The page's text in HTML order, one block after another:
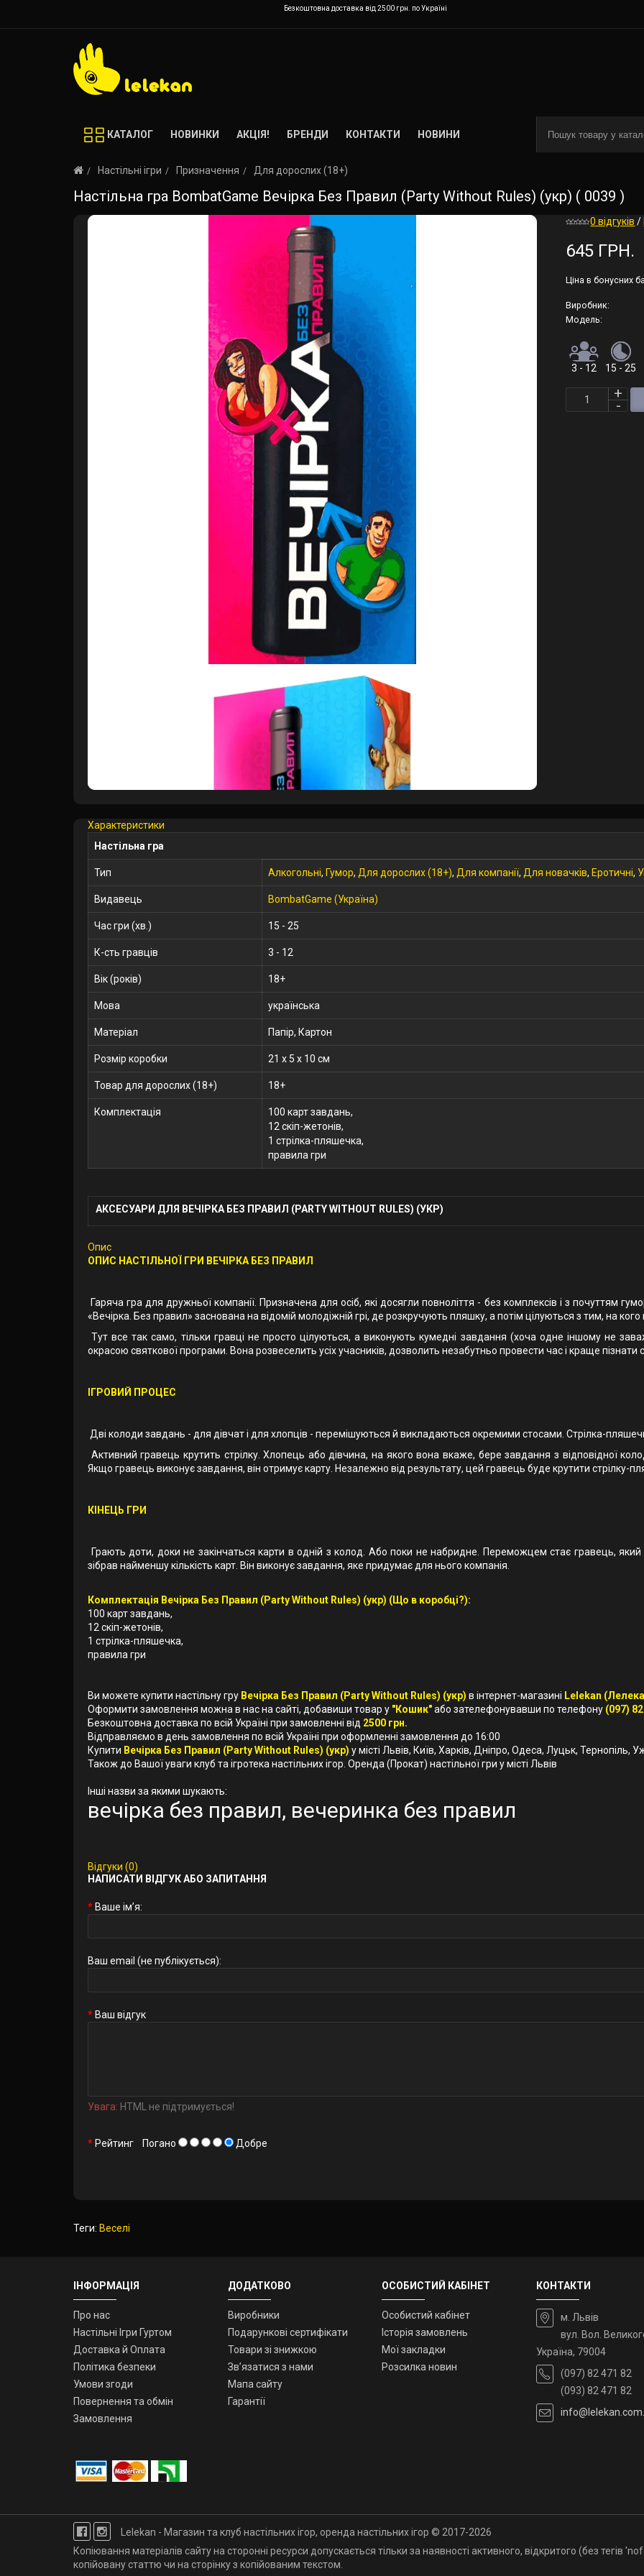
Безкоштовна доставка від 2500 грн. по Україні
КАТАЛОГ НОВИНКИ АКЦІЯ! БРЕНДИ КОНТАКТИ НОВИНИ
Настільні ігри Призначення Для дорослих (18+)
Настільна гра BombatGame Вечірка Без Правил (Party Without Rules) (укр) ( 0039 )
0 відгуків /
645 ГРН.
Ціна в бонусних
Виробник:
Модель:
3 - 12 15 - 25
Характеристики
Настільна гра
Тип Алкогольні, Гумор, Для дорослих (18+), Для компанії, Для новачків, Еротичні,
Видавець BombatGame (Україна)
Час гри (хв.) 15 - 25
К-сть гравців 3 - 12
Вік (років) 18+
Мова українська
Матеріал Папір, Картон
Розмір коробки 21 x 5 x 10 см
Товар для дорослих (18+) 18+
Комплектація
100 карт завдань,
12 скіп-жетонів,
1 стрілка-пляшечка,
правила гри
АКСЕСУАРИ ДЛЯ ВЕЧІРКА БЕЗ ПРАВИЛ (PARTY WITHOUT RULES) (УКР)
Опис
ОПИС НАСТІЛЬНОЇ ГРИ ВЕЧІРКА БЕЗ ПРАВИЛ
Гаряча гра для дружньої компанії. Призначена для осіб, які досягли повноліття - без комплексів і з почуттям
«Вечірка. Без правил» заснована на відомій молодіжній грі, де розкручують пляшку, а потім цілуються з тим, на
Тут все так само, тільки гравці не просто цілуються, а виконують кумедні завдання (хоча одне іншому не
окрасою святкової програми. Вона розвеселить усіх учасників, дозволить незабутньо провести час і краще пізнати
ІГРОВИЙ ПРОЦЕС
Дві колоди завдань - для дівчат і для хлопців - перемішуються й викладаються окремими стосами. Стрілка-
Активний гравець крутить стрілку. Хлопець або дівчина, на якого вона вкаже, бере завдання з відповідної
Якщо гравець виконує завдання, він отримує карту. Незалежно від результату, цей гравець буде крутити стрілку-
КІНЕЦЬ ГРИ
Грають доти, доки не закінчаться карти в одній з колод. Або поки не набридне. Переможцем стає гравець,
зібрав найменшу кількість карт. Він виконує завдання, яке придумає для нього компанія.
Комплектація Вечірка Без Правил (Party Without Rules) (укр) (Що в коробці?):
100 карт завдань,
12 скіп-жетонів,
1 стрілка-пляшечка,
правила гри
Ви можете купити настільну гру Вечірка Без Правил (Party Without Rules) (укр) в інтернет-магазині Lelekan
Оформити замовлення можна в нас на сайті, добавиши товар у "Кошик"або зателефонувавши по телефону (097)
Безкоштовна доставка по всій Україні при замовленні від 2500 грн.
Відправляємо в день замовлення по всій Україні при оформленні замовлення до 16:00
Купити Вечірка Без Правил (Party Without Rules) (укр) у місті Львів, Київ, Харків, Дніпро, Одеса, Луцьк, Тернопіль,
Також до Вашої уваги клуб та ігротека настільних ігор. Оренда (Прокат) настільної гри у місті Львів
Інші назви за якими шукають:
вечірка без правил, вечеринка без правил
Відгуки (0)
НАПИСАТИ ВІДГУК АБО ЗАПИТАННЯ
Ваше ім’я:
Ваш email (не публікується):
Ваш відгук
Увага: HTML не підтримується!
Рейтинг Погано Добре
Теги: Веселі
ІНФОРМАЦІЯ
Про нас
Настільні Ігри Гуртом
Доставка й Оплата
Політика безпеки
Умови згоди
Повернення та обмін
Замовлення
ДОДАТКОВО
Виробники
Подарункові сертифікати
Товари зі знижкою
Зв’язатися з нами
Мапа сайту
Гарантії
ОСОБИСТИЙ КАБІНЕТ
Особистий кабінет
Історія замовлень
Мої закладки
Розсилка новин
КОНТАКТИ
м. Львів
вул. Вол.
Україна, 79004
(097) 82 471 82
(093) 82 471 82
Lelekan - Магазин та клуб настільних ігор, оренда настільних ігор © 2017-2026
Копіювання матеріалів сайту на сторонні ресурси допускається тільки за наявності активного, відкритого (без тегів
копійовану статтю чи на сторінку з копійованим текстом.